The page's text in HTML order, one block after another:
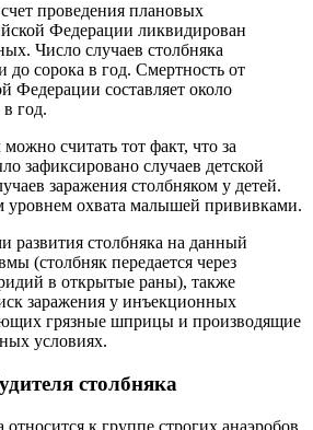
проведения плановых
Федерации ликвидирован
Число случаев столбняка
до сорока в год. Смертность от
Федерации составляет около
год.
считать тот факт, что за
зафиксировано случаев детской
заражения столбняком у детей.
уровнем охвата малышей прививками.
столбняка на данный
(столбняк передается через
в открытые раны), также
заражения у инъекционных
грязные шприцы и производящие
условиях.
столбняка
относится к группе строгих анаэробов,